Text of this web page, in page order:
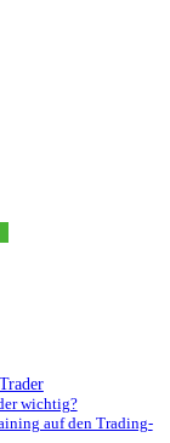
wichtig?
auf den Trading-